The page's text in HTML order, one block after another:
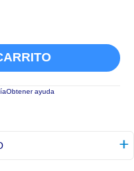
Obtener ayuda